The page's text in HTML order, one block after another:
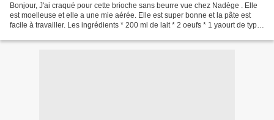
Bonjour, J'ai craqué pour cette brioche sans beurre vue chez Nadège . Elle
est moelleuse et elle a une mie aérée. Elle est super bonne et la pâte est
facile à travailler. Les ingrédients * 200 ml de lait * 2 oeufs * 1 yaourt de type